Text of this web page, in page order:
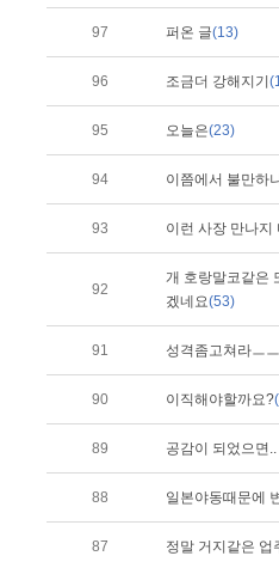
97 퍼온 글(13)
96 조금더 강해지기
95 오늘은(23)
94 이쯤에서 불만하
93 이런 사장 만나지
92
개 호랑말코같은
겠네요(53)
91 성격좀고쳐라ㅡㅡ
90 이직해야할까요?
89 공감이 되었으면
88 일본야동때문에
87 정말 거지같은 업